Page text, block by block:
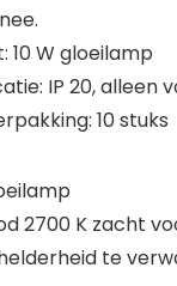
10 W gloeilamp
IP 20, alleen
10 stuks
2700 K zacht
te